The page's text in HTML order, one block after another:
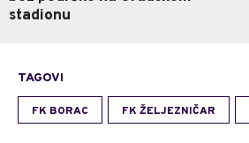
stadionu
TAGOVI
FK BORAC FK ŽELJEZNIČAR